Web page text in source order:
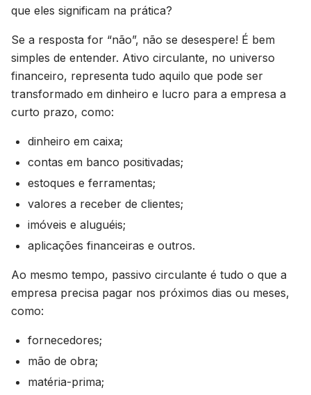
que eles significam na prática?
Se a resposta for “não”, não se desespere! É bem
simples de entender. Ativo circulante, no universo
financeiro, representa tudo aquilo que pode ser
transformado em dinheiro e lucro para a empresa a
curto prazo, como:
dinheiro em caixa;
contas em banco positivadas;
estoques e ferramentas;
valores a receber de clientes;
imóveis e aluguéis;
aplicações financeiras e outros.
Ao mesmo tempo, passivo circulante é tudo o que a
empresa precisa pagar nos próximos dias ou meses,
como:
fornecedores;
mão de obra;
matéria-prima;